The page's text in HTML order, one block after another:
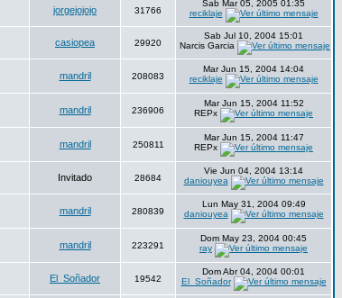
jorgejojojo 31766
Sab Mar 05, 2005 01:35
reciklaje
casiopea 29920
Sab Jul 10, 2004 15:01
Narcis Garcia
mandril 208083
Mar Jun 15, 2004 14:04
reciklaje
mandril 236906
Mar Jun 15, 2004 11:52
REPx
mandril 250811
Mar Jun 15, 2004 11:47
REPx
Invitado 28684
Vie Jun 04, 2004 13:14
daniouyea
mandril 280839
Lun May 31, 2004 09:49
daniouyea
mandril 223291
Dom May 23, 2004 00:45
ray
El_Soñador 19542
Dom Abr 04, 2004 00:01
El_Soñador